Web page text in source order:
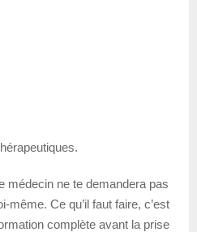
médecin ne te demandera pas
même. Ce qu’il faut faire, c’est
complète avant la prise